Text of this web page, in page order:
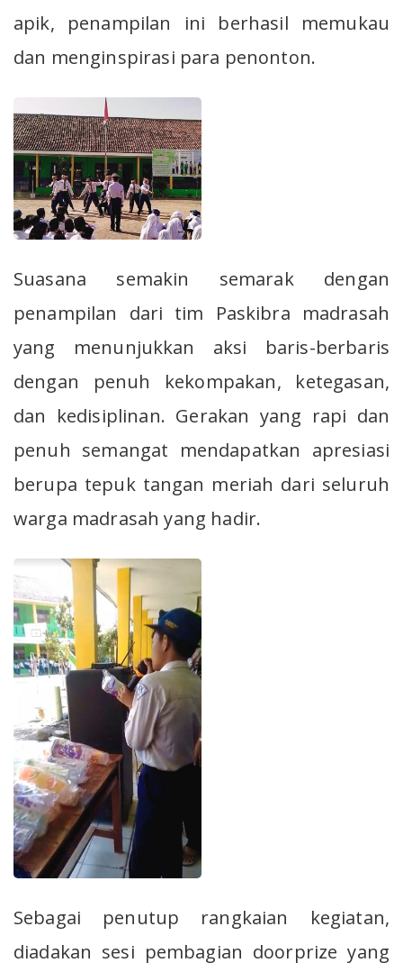
apik, penampilan ini berhasil memukau
dan menginspirasi para penonton.
Suasana semakin semarak dengan
penampilan dari tim Paskibra madrasah
yang menunjukkan aksi baris-berbaris
dengan penuh kekompakan, ketegasan,
dan kedisiplinan. Gerakan yang rapi dan
penuh semangat mendapatkan apresiasi
berupa tepuk tangan meriah dari seluruh
warga madrasah yang hadir.
Sebagai penutup rangkaian kegiatan,
diadakan sesi pembagian doorprize yang